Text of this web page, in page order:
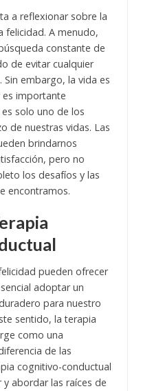
a reflexionar sobre la
felicidad. A menudo,
constante de
de evitar cualquier
embargo, la vida es
importante
solo uno de los
de nuestras vidas. Las
brindarnos
pero no
los desafíos y las
encontramos.
pueden ofrecer
adoptar un
para nuestro
sentido, la terapia
como una
de las
cognitivo-conductual
abordar las raíces de